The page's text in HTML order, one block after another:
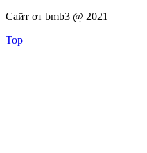
Сайт от bmb3 @ 2021
Top